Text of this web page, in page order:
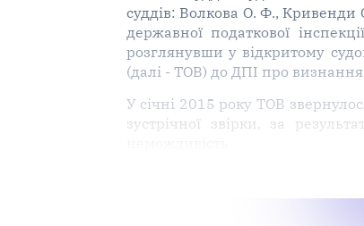
суддів: Волкова О. Ф., Кривенди
державної податкової
розглянувши у відкритому
(далі - ТОВ) до ДПІ про
У січні 2015 року ТОВ
зустрічної звірки, за